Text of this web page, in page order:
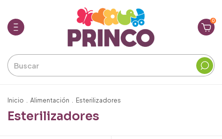
0
Inicio . Alimentación . Esterilizadores
Esterilizadores